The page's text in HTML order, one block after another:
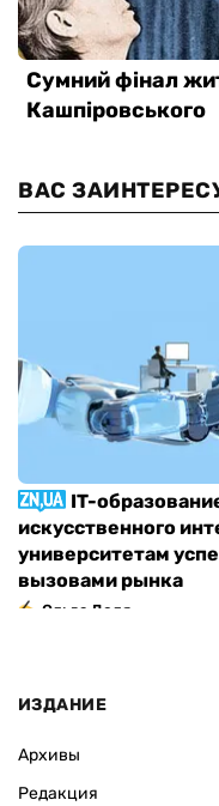
ВАС
IT-
искусственного
университетам
вызовами рынка
Ольга Доля
ИЗДАНИЕ
Архивы
Редакция